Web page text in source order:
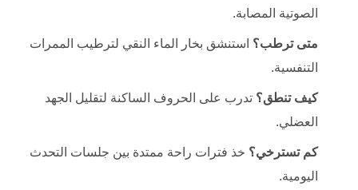
الصوتية المصابة.
متى ترطب؟ استنشق بخار الماء النقي لترطيب الممرات
التنفسية.
كيف تنطق؟ تدرب على الحروف الساكنة لتقليل الجهد
العضلي.
كم تسترخي؟ خذ فترات راحة ممتدة بين جلسات التحدث
اليومية.